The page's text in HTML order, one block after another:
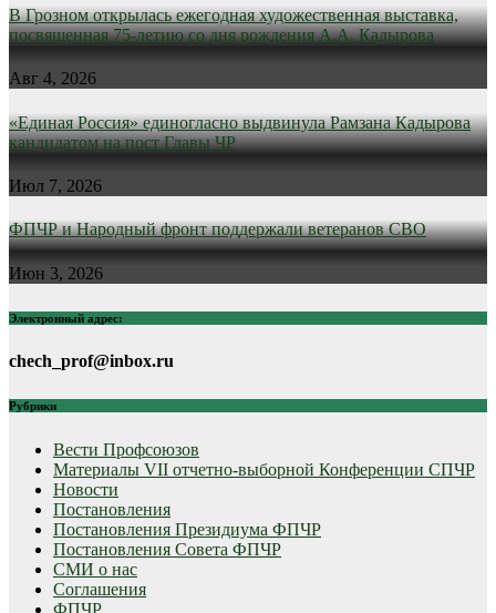
В Грозном открылась ежегодная художественная выставка,
посвященная 75-летию со дня рождения А.А. Кадырова
Авг 4, 2026
«Единая Россия» единогласно выдвинула Рамзана Кадырова
кандидатом на пост Главы ЧР
Июл 7, 2026
ФПЧР и Народный фронт поддержали ветеранов СВО
Июн 3, 2026
Электронный адрес:
chech_prof@inbox.ru
Рубрики
Вести Профсоюзов
Материалы VII отчетно-выборной Конференции СПЧР
Новости
Постановления
Постановления Президиума ФПЧР
Постановления Совета ФПЧР
СМИ о нас
Соглашения